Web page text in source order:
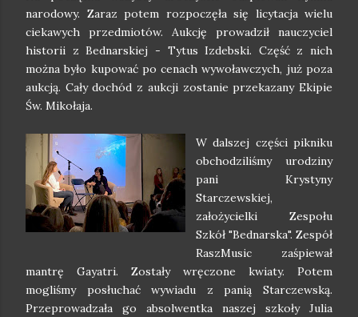
narodowy. Zaraz potem rozpoczęła się licytacja wielu
ciekawych przedmiotów. Aukcję prowadził nauczyciel
historii z Bednarskiej - Tytus Izdebski. Część z nich
można było kupować po cenach wywoławczych, już poza
aukcją. Cały dochód z aukcji zostanie przekazany Ekipie
Św. Mikołaja.
W dalszej części pikniku
obchodziliśmy urodziny
pani Krystyny
Starczewskiej,
założycielki Zespołu
Szkół "Bednarska". Zespół
RaszMusic zaśpiewał
mantrę Gayatri. Zostały wręczone kwiaty. Potem
mogliśmy posłuchać wywiadu z panią Starczewską.
Przeprowadzała go absolwentka naszej szkoły Julia